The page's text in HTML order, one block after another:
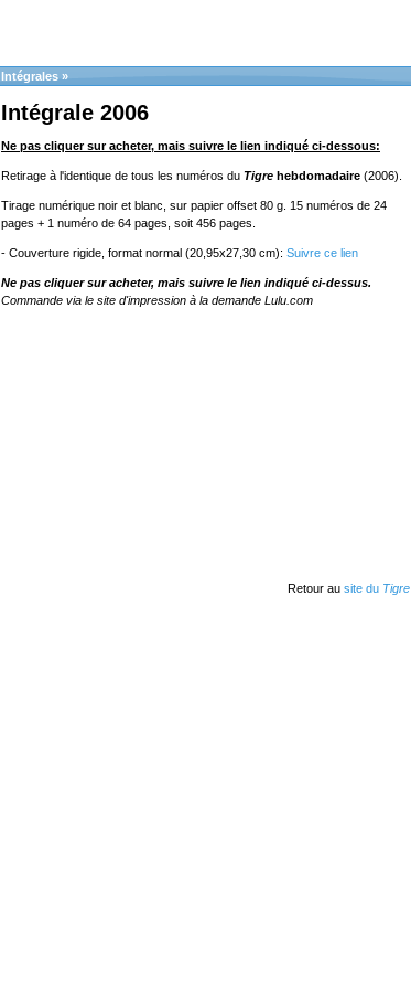
Intégrales »
Intégrale 2006
Ne pas cliquer sur acheter, mais suivre le lien indiqué ci-dessous:
Retirage à l'identique de tous les numéros du Tigre hebdomadaire (2006).
Tirage numérique noir et blanc, sur papier offset 80 g. 15 numéros de 24
pages + 1 numéro de 64 pages, soit 456 pages.
- Couverture rigide, format normal (20,95x27,30 cm): Suivre ce lien
Ne pas cliquer sur acheter, mais suivre le lien indiqué ci-dessus.
Commande via le site d'impression à la demande Lulu.com
Retour au site du Tigre